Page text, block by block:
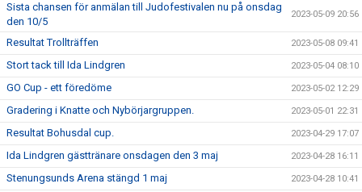
Sista chansen för anmälan till Judofestivalen nu på onsdag
den 10/5
2023-05-09 20:56
Resultat Trollträffen 2023-05-08 09:41
Stort tack till Ida Lindgren 2023-05-04 08:10
GO Cup - ett föredöme 2023-05-02 12:29
Gradering i Knatte och Nybörjargruppen. 2023-05-01 22:31
Resultat Bohusdal cup. 2023-04-29 17:07
Ida Lindgren gästtränare onsdagen den 3 maj 2023-04-28 16:11
Stenungsunds Arena stängd 1 maj 2023-04-28 10:41